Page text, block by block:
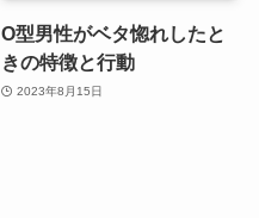
O型男性がベタ惚れしたと
きの特徴と行動
2023年8月15日